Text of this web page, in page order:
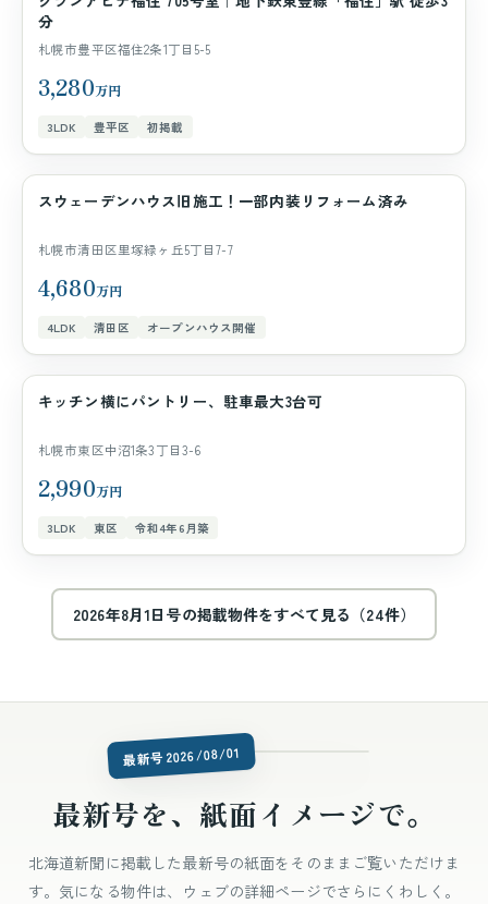
分
札幌市豊平区福住2条1丁目5-5
3,280万円
3LDK 豊平区 初掲載
一戸建て
スウェーデンハウス旧施工！一部内装リフォーム済み
札幌市清田区里塚緑ヶ丘5丁目7-7
4,680万円
4LDK 清田区 オープンハウス開催
一戸建て
キッチン横にパントリー、駐車最大3台可
札幌市東区中沼1条3丁目3-6
2,990万円
3LDK 東区 令和4年6月築
2026年8月1日号の掲載物件をすべて見る（24件）
最新号 2026/08/01issue-latest.jpg
最新号を、紙面イメージで。
北海道新聞に掲載した最新号の紙面をそのままご覧いただけま
す。気になる物件は、ウェブの詳細ページでさらにくわしく。